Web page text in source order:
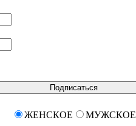
Подписаться
ЖЕНСКОЕ МУЖСКОЕ